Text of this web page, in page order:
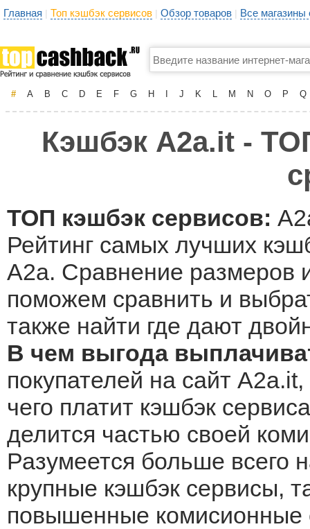
Главная | Топ кэшбэк сервисов | Обзор товаров | Все
# A B C D E F G H J K L M N O P Q
Кэшбэк A2a.it -
ТОП кэшбэк сервисов:
Рейтинг самых лучших
A2a. Сравнение размеров
поможем сравнить и
также найти где дают
В чем выгода
покупателей на сайт
чего платит кэшбэк
делится частью своей
Разумеется больше всего
крупные кэшбэк сервисы,
повышенные комисионные